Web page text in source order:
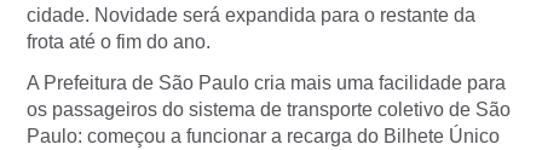
cidade. Novidade será expandida para o restante da
frota até o fim do ano.
A Prefeitura de São Paulo cria mais uma facilidade para
os passageiros do sistema de transporte coletivo de São
Paulo: começou a funcionar a recarga do Bilhete Único